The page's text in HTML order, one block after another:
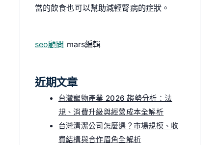
當的飲食也可以幫助減輕腎病的症狀。
seo顧問 mars編輯
近期文章
台灣寵物產業 2026 趨勢分析：法
規、消費升級與經營成本全解析
台灣清潔公司怎麼選？市場規模、收
費結構與合作眉角全解析